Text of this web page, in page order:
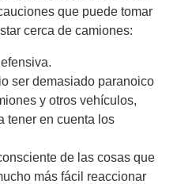
que puede tomar
cerca de camiones:
ser demasiado paranoico
y otros vehículos,
tener en cuenta los
de las cosas que
más fácil reaccionar